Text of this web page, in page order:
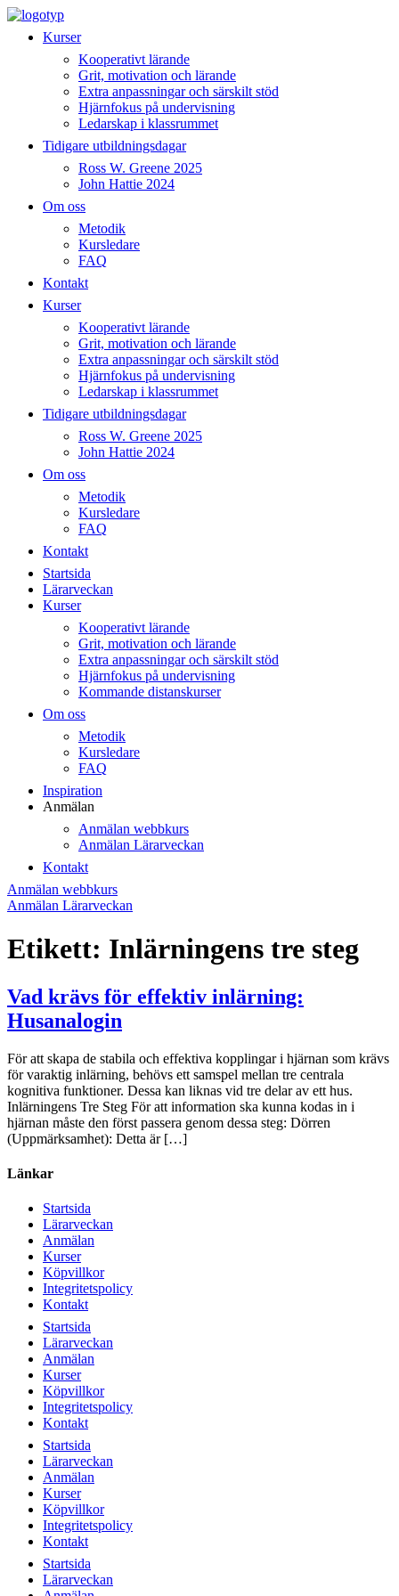
Hoppa
innehåll
Kurser
Kooperativt lärande
Grit, motivation och lärande
Extra anpassningar och särskilt stöd
Hjärnfokus på undervisning
Ledarskap i klassrummet
Tidigare utbildningsdagar
Ross W. Greene 2025
John Hattie 2024
Om oss
Metodik
Kursledare
FAQ
Kontakt
Kurser
Kooperativt lärande
Grit, motivation och lärande
Extra anpassningar och särskilt stöd
Hjärnfokus på undervisning
Ledarskap i klassrummet
Tidigare utbildningsdagar
Ross W. Greene 2025
John Hattie 2024
Om oss
Metodik
Kursledare
FAQ
Kontakt
Startsida
Lärarveckan
Kurser
Kooperativt lärande
Grit, motivation och lärande
Extra anpassningar och särskilt stöd
Hjärnfokus på undervisning
Kommande distanskurser
Om oss
Metodik
Kursledare
FAQ
Inspiration
Anmälan
Anmälan webbkurs
Anmälan Lärarveckan
Kontakt
Anmälan webbkurs
Anmälan Lärarveckan
Etikett: Inlärningens tre steg
Vad krävs för effektiv inlärning:
Husanalogin
För att skapa de stabila och effektiva kopplingar i hjärnan som krävs
för varaktig inlärning, behövs ett samspel mellan tre centrala
kognitiva funktioner. Dessa kan liknas vid tre delar av ett hus.
Inlärningens Tre Steg För att information ska kunna kodas in i
hjärnan måste den först passera genom dessa steg: Dörren
(Uppmärksamhet): Detta är […]
Länkar
Startsida
Lärarveckan
Anmälan
Kurser
Köpvillkor
Integritetspolicy
Kontakt
Startsida
Lärarveckan
Anmälan
Kurser
Köpvillkor
Integritetspolicy
Kontakt
Startsida
Lärarveckan
Anmälan
Kurser
Köpvillkor
Integritetspolicy
Kontakt
Startsida
Lärarveckan